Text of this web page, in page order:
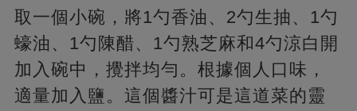
取一個小碗，將1勺香油、2勺生抽、1勺
蠔油、1勺陳醋、1勺熟芝麻和4勺涼白開
加入碗中，攪拌均勻。根據個人口味，
適量加入鹽。這個醬汁可是這道菜的靈